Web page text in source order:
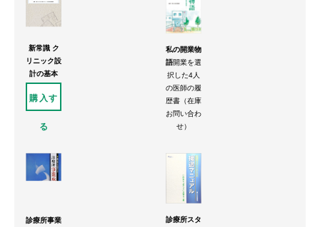
新常識 ク
リニック設
計の基本
購入す
る
私の開業物
語開業を選
択した4人
の医師の履
歴書（在庫
お問い合わ
せ）
診療所事業
診療所スタ